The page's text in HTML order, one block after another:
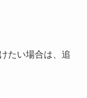
たい場合は、追